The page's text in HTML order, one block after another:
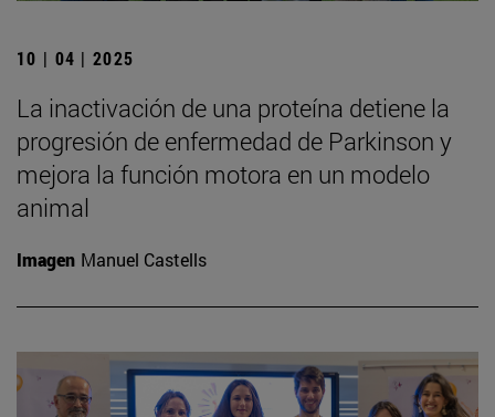
10 | 04 | 2025
La inactivación de una proteína detiene la
progresión de enfermedad de Parkinson y
mejora la función motora en un modelo
animal
Imagen Manuel Castells